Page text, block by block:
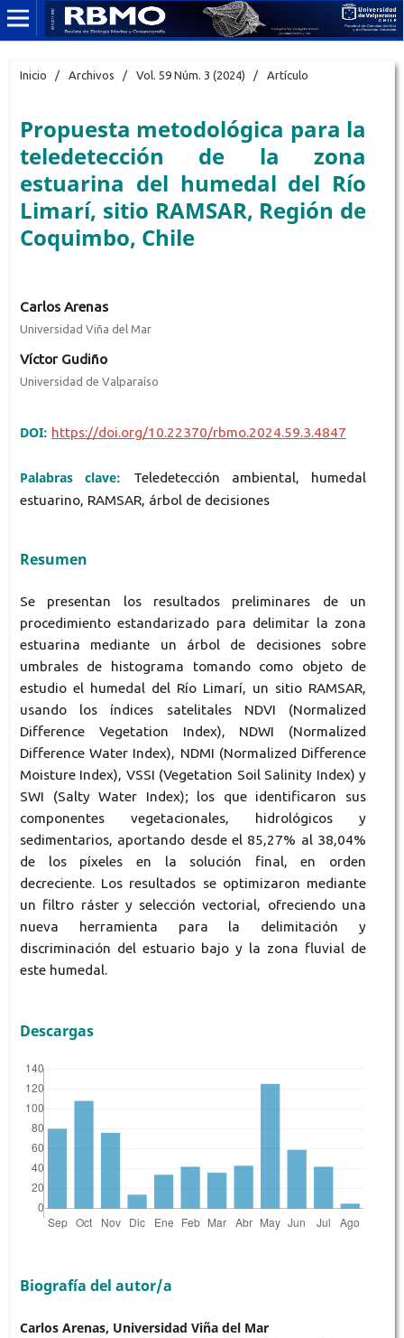
Inicio / Archivos / Vol. 59 Núm. 3 (2024) / Artículo
Propuesta metodológica para la
teledetección de la zona
estuarina del humedal del Río
Limarí, sitio RAMSAR, Región de
Coquimbo, Chile
Carlos Arenas
Universidad Viña del Mar
Víctor Gudiño
Universidad de Valparaíso
DOI: https://doi.org/10.22370/rbmo.2024.59.3.4847
Palabras clave:
Teledetección ambiental, humedal
estuarino, RAMSAR, árbol de decisiones
Resumen
Se presentan los resultados preliminares de un
procedimiento estandarizado para delimitar la zona
estuarina mediante un árbol de decisiones sobre
umbrales de histograma tomando como objeto de
estudio el humedal del Río Limarí, un sitio RAMSAR,
usando los índices satelitales NDVI (Normalized
Difference Vegetation Index), NDWI (Normalized
Difference Water Index), NDMI (Normalized Difference
Moisture Index), VSSI (Vegetation Soil Salinity Index) y
SWI (Salty Water Index); los que identificaron sus
componentes vegetacionales, hidrológicos y
sedimentarios, aportando desde el 85,27% al 38,04%
de los píxeles en la solución final, en orden
decreciente. Los resultados se optimizaron mediante
un filtro ráster y selección vectorial, ofreciendo una
nueva herramienta para la delimitación y
discriminación del estuario bajo y la zona fluvial de
este humedal.
Descargas
Biografía del autor/a
Carlos Arenas, Universidad Viña del Mar